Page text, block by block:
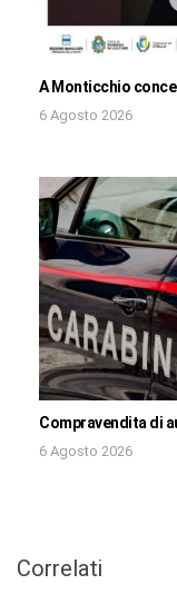
A Monticchio
6 Agosto 2026
Compravendita di
6 Agosto 2026
Correlati